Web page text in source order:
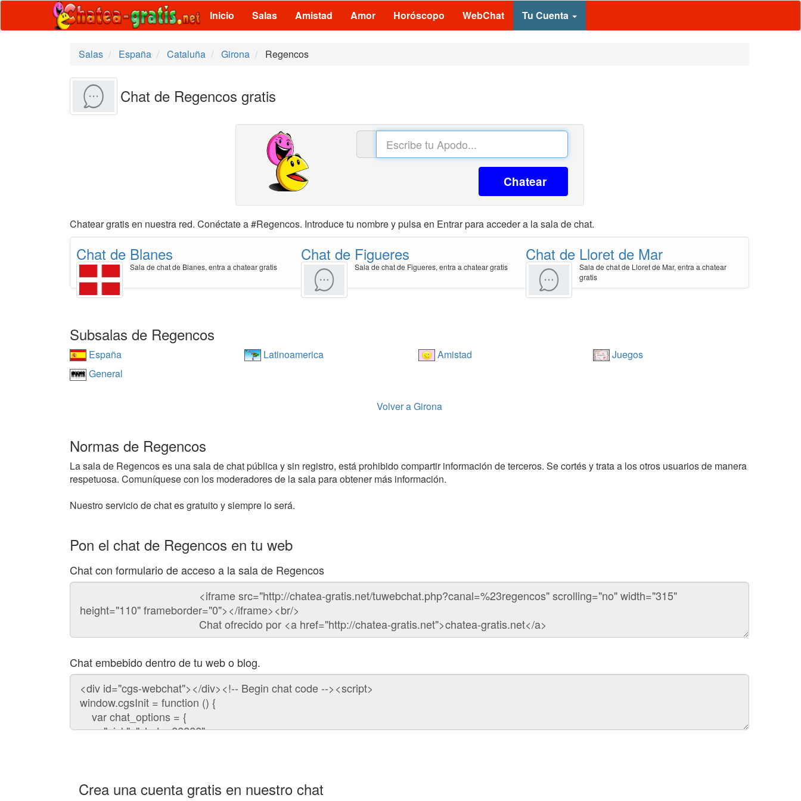
Inicio Salas Amistad Amor Horóscopo WebChat Tu Cuenta
Salas España Cataluña Girona Regencos
Chat de Regencos gratis
Chatear
Chatear gratis en nuestra red. Conéctate a #Regencos. Introduce tu nombre y pulsa en Entrar para acceder a la sala de chat.
Chat de Blanes
Sala de chat de Blanes, entra a chatear gratis
Chat de Figueres
Sala de chat de Figueres, entra a chatear gratis
Chat de Lloret de Mar
Sala de chat de Lloret de Mar, entra a chatear
gratis
Subsalas de Regencos
España Latinoamerica Amistad
Juegos
General
Volver a Girona
Normas de Regencos
La sala de Regencos es una sala de chat pública y sin registro, está prohibido compartir información de terceros. Se cortés y trata a los otros usuarios de manera
respetuosa. Comuníquese con los moderadores de la sala para obtener más información.
Nuestro servicio de chat es gratuito y siempre lo será.
Pon el chat de Regencos en tu web
Chat con formulario de acceso a la sala de Regencos
Código
chat
Chat embebido dentro de tu web o blog.
Código
para
embeber
chat
Crea una cuenta gratis en nuestro chat